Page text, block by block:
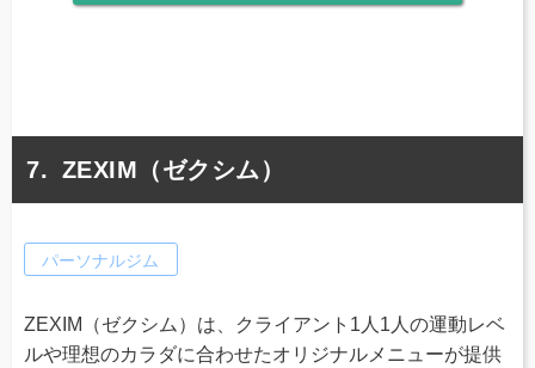
ZEXIM（ゼクシム）
パーソナルジム
ZEXIM（ゼクシム）は、クライアント1人1人の運動レベ
ルや理想のカラダに合わせたオリジナルメニューが提供